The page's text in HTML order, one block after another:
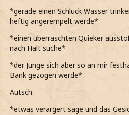
*gerade einen Schluck Wasser
heftig angerempelt werde*
*einen überraschten Quieker
nach Halt suche*
*der Junge sich aber so an mir
Bank gezogen werde*
Autsch.
*etwas verärgert sage und das